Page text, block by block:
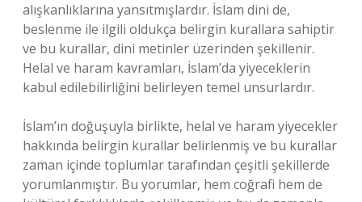
alışkanlıklarına yansıtmışlardır. İslam dini de,
beslenme ile ilgili oldukça belirgin kurallara sahiptir
ve bu kurallar, dini metinler üzerinden şekillenir.
Helal ve haram kavramları, İslam’da yiyeceklerin
kabul edilebilirliğini belirleyen temel unsurlardır.
İslam’ın doğuşuyla birlikte, helal ve haram yiyecekler
hakkında belirgin kurallar belirlenmiş ve bu kurallar
zaman içinde toplumlar tarafından çeşitli şekillerde
yorumlanmıştır. Bu yorumlar, hem coğrafi hem de